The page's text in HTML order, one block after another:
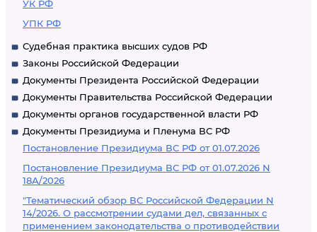
УК РФ
УПК РФ
Судебная практика высших судов РФ
Законы Российской Федерации
Документы Президента Российской Федерации
Документы Правительства Российской Федерации
Документы органов государственной власти РФ
Документы Президиума и Пленума ВС РФ
Постановление Президиума ВС РФ от 01.07.2026
Постановление Президиума ВС РФ от 01.07.2026 N
18А/2026
"Тематический обзор ВС Российской Федерации N
14/2026. О рассмотрении судами дел, связанных с
применением законодательства о противодействии